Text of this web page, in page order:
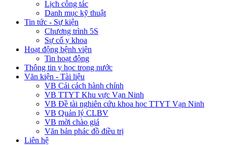
Lịch công tác
Danh mục kỹ thuật
Tin tức - Sự kiện
Chương trình 5S
Sự cố y khoa
Hoạt động bệnh viện
Tin hoạt động
Thông tin y học trong nước
Văn kiện - Tài liệu
VB Cải cách hành chính
VB TTYT Khu vực Vạn Ninh
VB Đề tài nghiên cứu khoa học TTYT Vạn Ninh
VB Quản lý CLBV
VB mời chào giá
Văn bản phác đồ điều trị
Liên hệ